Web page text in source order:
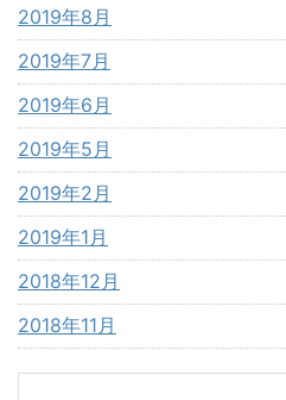
2019年8月
2019年7月
2019年6月
2019年5月
2019年2月
2019年1月
2018年12月
2018年11月